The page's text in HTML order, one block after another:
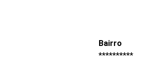
Bairro
**********